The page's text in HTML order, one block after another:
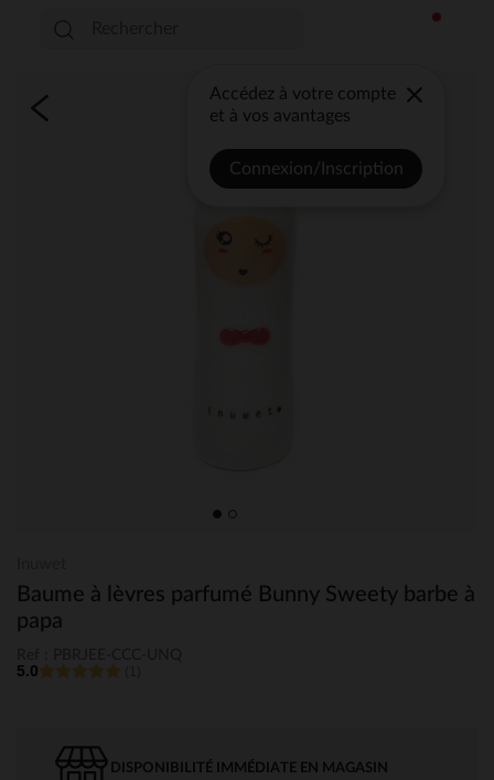
Accédez à votre compte
et à vos avantages
Connexion/Inscription
Baume à lèvres parfumé Bunny Sweety barbe à
papa
5.0
DISPONIBILITÉ IMMÉDIATE EN MAGASIN